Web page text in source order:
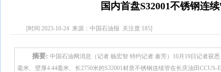
国内首盘S32001不锈钢连
[时间:2023-10-24 来源：中国石油报 关注度:185]
摘要: 中国石油网消息（记者 杨宏智 特约记者 秦芳）10月19日记者获
毫米、壁厚4.44毫米、长2750米的S32001材质不锈钢连续管在长庆油田